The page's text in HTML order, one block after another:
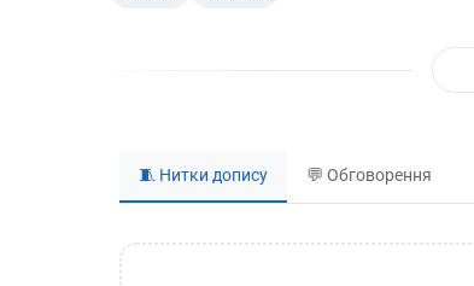
🧵 Нитки допису 💬 Обговорення